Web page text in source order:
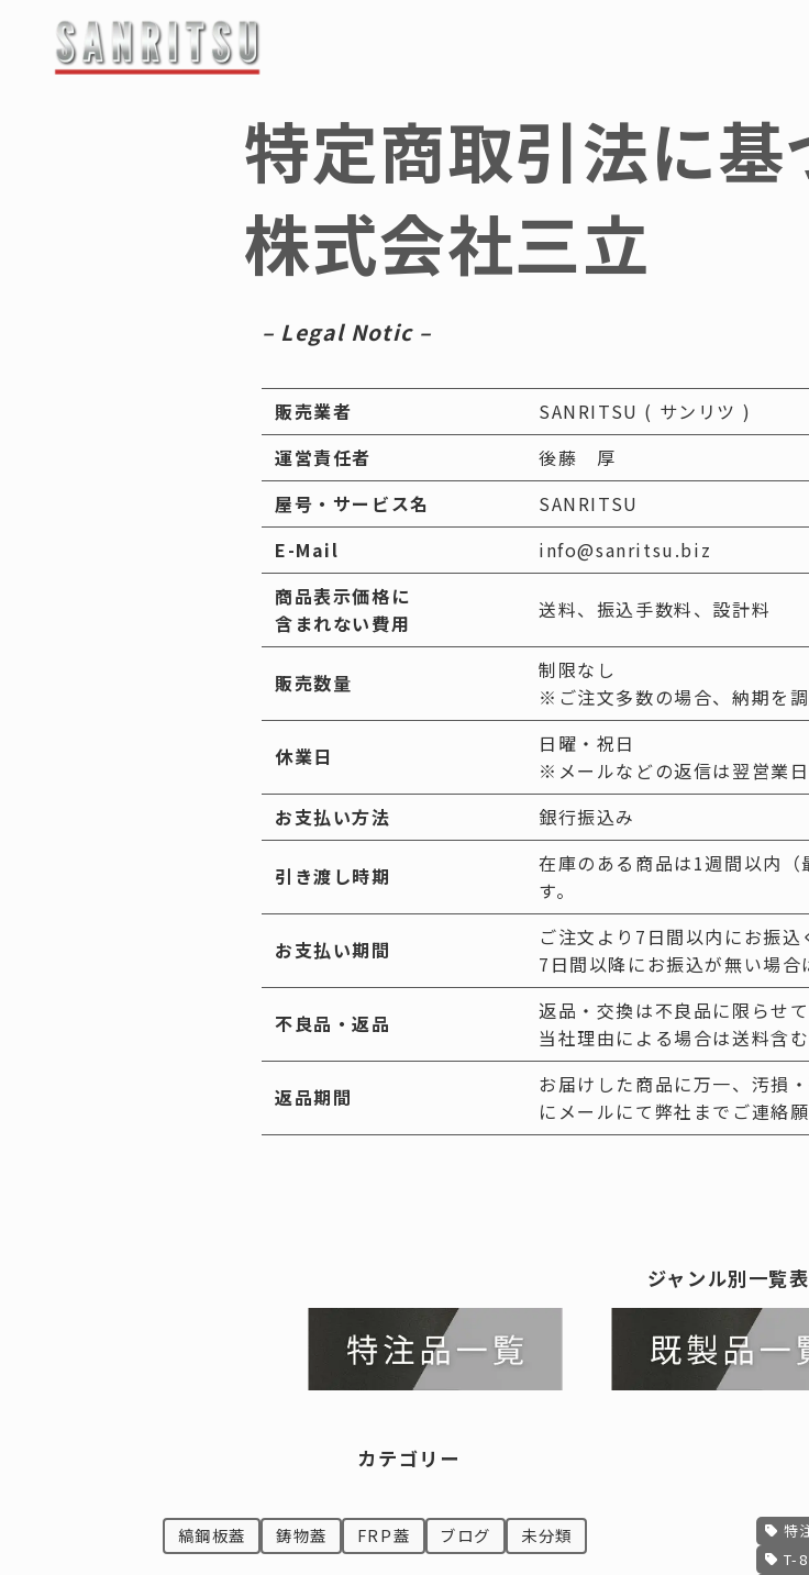
最新情報・お知らせ
マンホール蓋
企業情報
会社概要
ご挨拶
マンホール蓋
-鋳物蓋｜既製品
-鋳物蓋｜特注品
縞鋼板蓋（SS）
樹脂製蓋（FRP）
施工例
-------------------
鋳物蓋｜既製品一覧
樹脂製（FRP）蓋一覧
技術資料
制作事例
お問い合わせ
外部サイト
三鋼テクノ
（三立既製品販売・
特定商取引法に
株式会社三立
– Legal Notic –
販売業者
SANRITSU ( サンリツ )
運営責任者
後藤 厚
屋号・サービス名
SANRITSU
E-Mail
info@sanritsu.biz
商品表示価格に
含まれない費用
送料、振込手数料、設計料
販売数量
制限なし
※ご注文多数の場合、納期を
休業日
日曜・祝日
※メールなどの返信は翌営業
お支払い方法
銀行振込み
引き渡し時期
在庫のある商品は1週間以内
す。
お支払い期間
ご注文より7日間以内にお振込
7日間以降にお振込が無い場合
不良品・返品
返品・交換は不良品に限らせて
当社理由による場合は送料含
返品期間
お届けした商品に万一、汚損
にメールにて弊社までご連絡願
ジャンル別一覧
カテゴリー
縞鋼板蓋 鋳物蓋 FRP蓋 ブログ 未分類 特
T-8